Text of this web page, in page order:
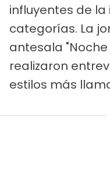
influyentes de
categorías. La
antesala
realizaron
estilos más